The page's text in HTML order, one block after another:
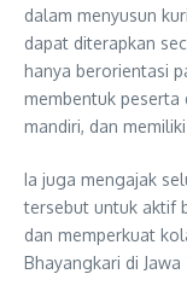
dalam menyusun
dapat diterapkan
hanya berorientasi
membentuk peserta
mandiri, dan
Ia juga mengajak
tersebut untuk aktif
dan memperkuat
Bhayangkari di Jawa